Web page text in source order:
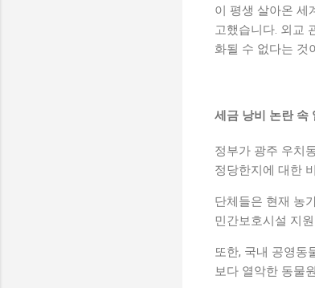
이 평생 살아온 세
고했습니다. 외교
화될 수 없다는 것
세금 낭비 논란 속
정부가 광주 우치
정당한지에 대한
단체들은 현재 농
민간보호시설 지
또한, 국내 공영동
보다 열악한 동물